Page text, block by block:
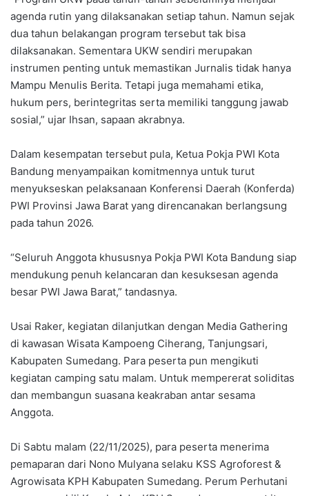
agenda rutin yang dilaksanakan setiap tahun. Namun sejak
dua tahun belakangan program tersebut tak bisa
dilaksanakan. Sementara UKW sendiri merupakan
instrumen penting untuk memastikan Jurnalis tidak hanya
Mampu Menulis Berita. Tetapi juga memahami etika,
hukum pers, berintegritas serta memiliki tanggung jawab
sosial,” ujar Ihsan, sapaan akrabnya.
Dalam kesempatan tersebut pula, Ketua Pokja PWI Kota
Bandung menyampaikan komitmennya untuk turut
menyukseskan pelaksanaan Konferensi Daerah (Konferda)
PWI Provinsi Jawa Barat yang direncanakan berlangsung
pada tahun 2026.
“Seluruh Anggota khususnya Pokja PWI Kota Bandung siap
mendukung penuh kelancaran dan kesuksesan agenda
besar PWI Jawa Barat,” tandasnya.
Usai Raker, kegiatan dilanjutkan dengan Media Gathering
di kawasan Wisata Kampoeng Ciherang, Tanjungsari,
Kabupaten Sumedang. Para peserta pun mengikuti
kegiatan camping satu malam. Untuk mempererat soliditas
dan membangun suasana keakraban antar sesama
Anggota.
Di Sabtu malam (22/11/2025), para peserta menerima
pemaparan dari Nono Mulyana selaku KSS Agroforest &
Agrowisata KPH Kabupaten Sumedang. Perum Perhutani